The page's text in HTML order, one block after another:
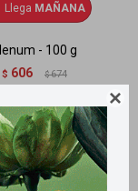

Llega MAÑANA
- 100 g
$ 606 $ 674